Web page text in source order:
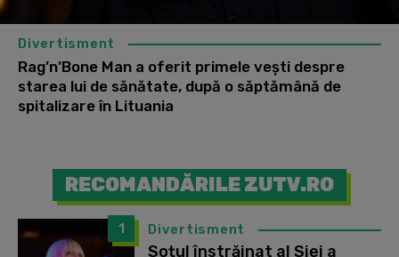
Divertisment
Rag’n’Bone Man a oferit primele vești despre
starea lui de sănătate, după o săptămână de
spitalizare în Lituania
RECOMANDĂRILE ZUTV.RO
1 Divertisment
Soțul înstrăinat al Siei a